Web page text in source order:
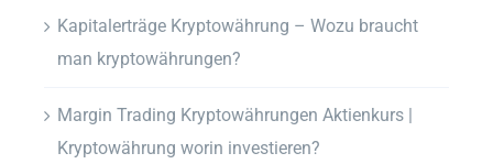
Kapitalerträge Kryptowährung – Wozu braucht
man kryptowährungen?
Margin Trading Kryptowährungen Aktienkurs |
Kryptowährung worin investieren?